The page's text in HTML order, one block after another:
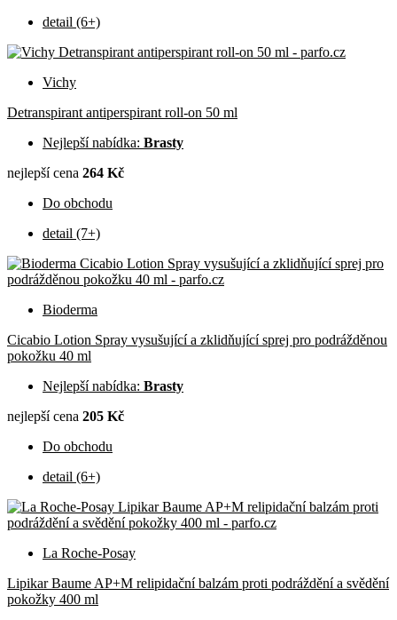
detail (6+)
Vichy
Detranspirant antiperspirant roll-on 50 ml
Nejlepší nabídka: Brasty
nejlepší cena 264 Kč
Do obchodu
detail (7+)
Bioderma
Cicabio Lotion Spray vysušující a zklidňující sprej pro podrážděnou
pokožku 40 ml
Nejlepší nabídka: Brasty
nejlepší cena 205 Kč
Do obchodu
detail (6+)
La Roche-Posay
Lipikar Baume AP+M relipidační balzám proti podráždění a svědění
pokožky 400 ml